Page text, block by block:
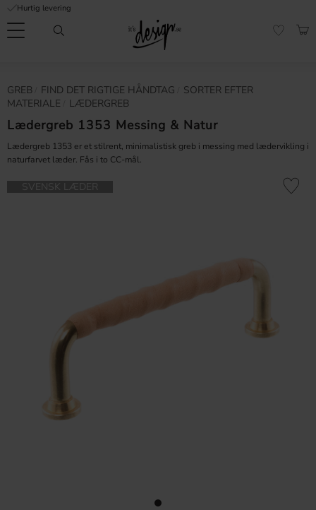
Menu
Hurtig levering
GREB ​FIND DET RIGTIGE HÅNDTAG
SORTER EFTER
MATERIALE
LÆDERGREB
Lædergreb 1353 Messing & Natur
Lædergreb 1353 er et stilrent, minimalistisk greb i messing med lædervikling i
naturfarvet læder. Fås i to CC-mål.
SVENSK LÆDER Gem
spørgsmål
Inspiration & Tips
sider |
Design